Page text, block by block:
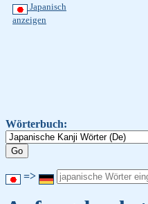
Japanisch
anzeigen
Wörterbuch:
=>